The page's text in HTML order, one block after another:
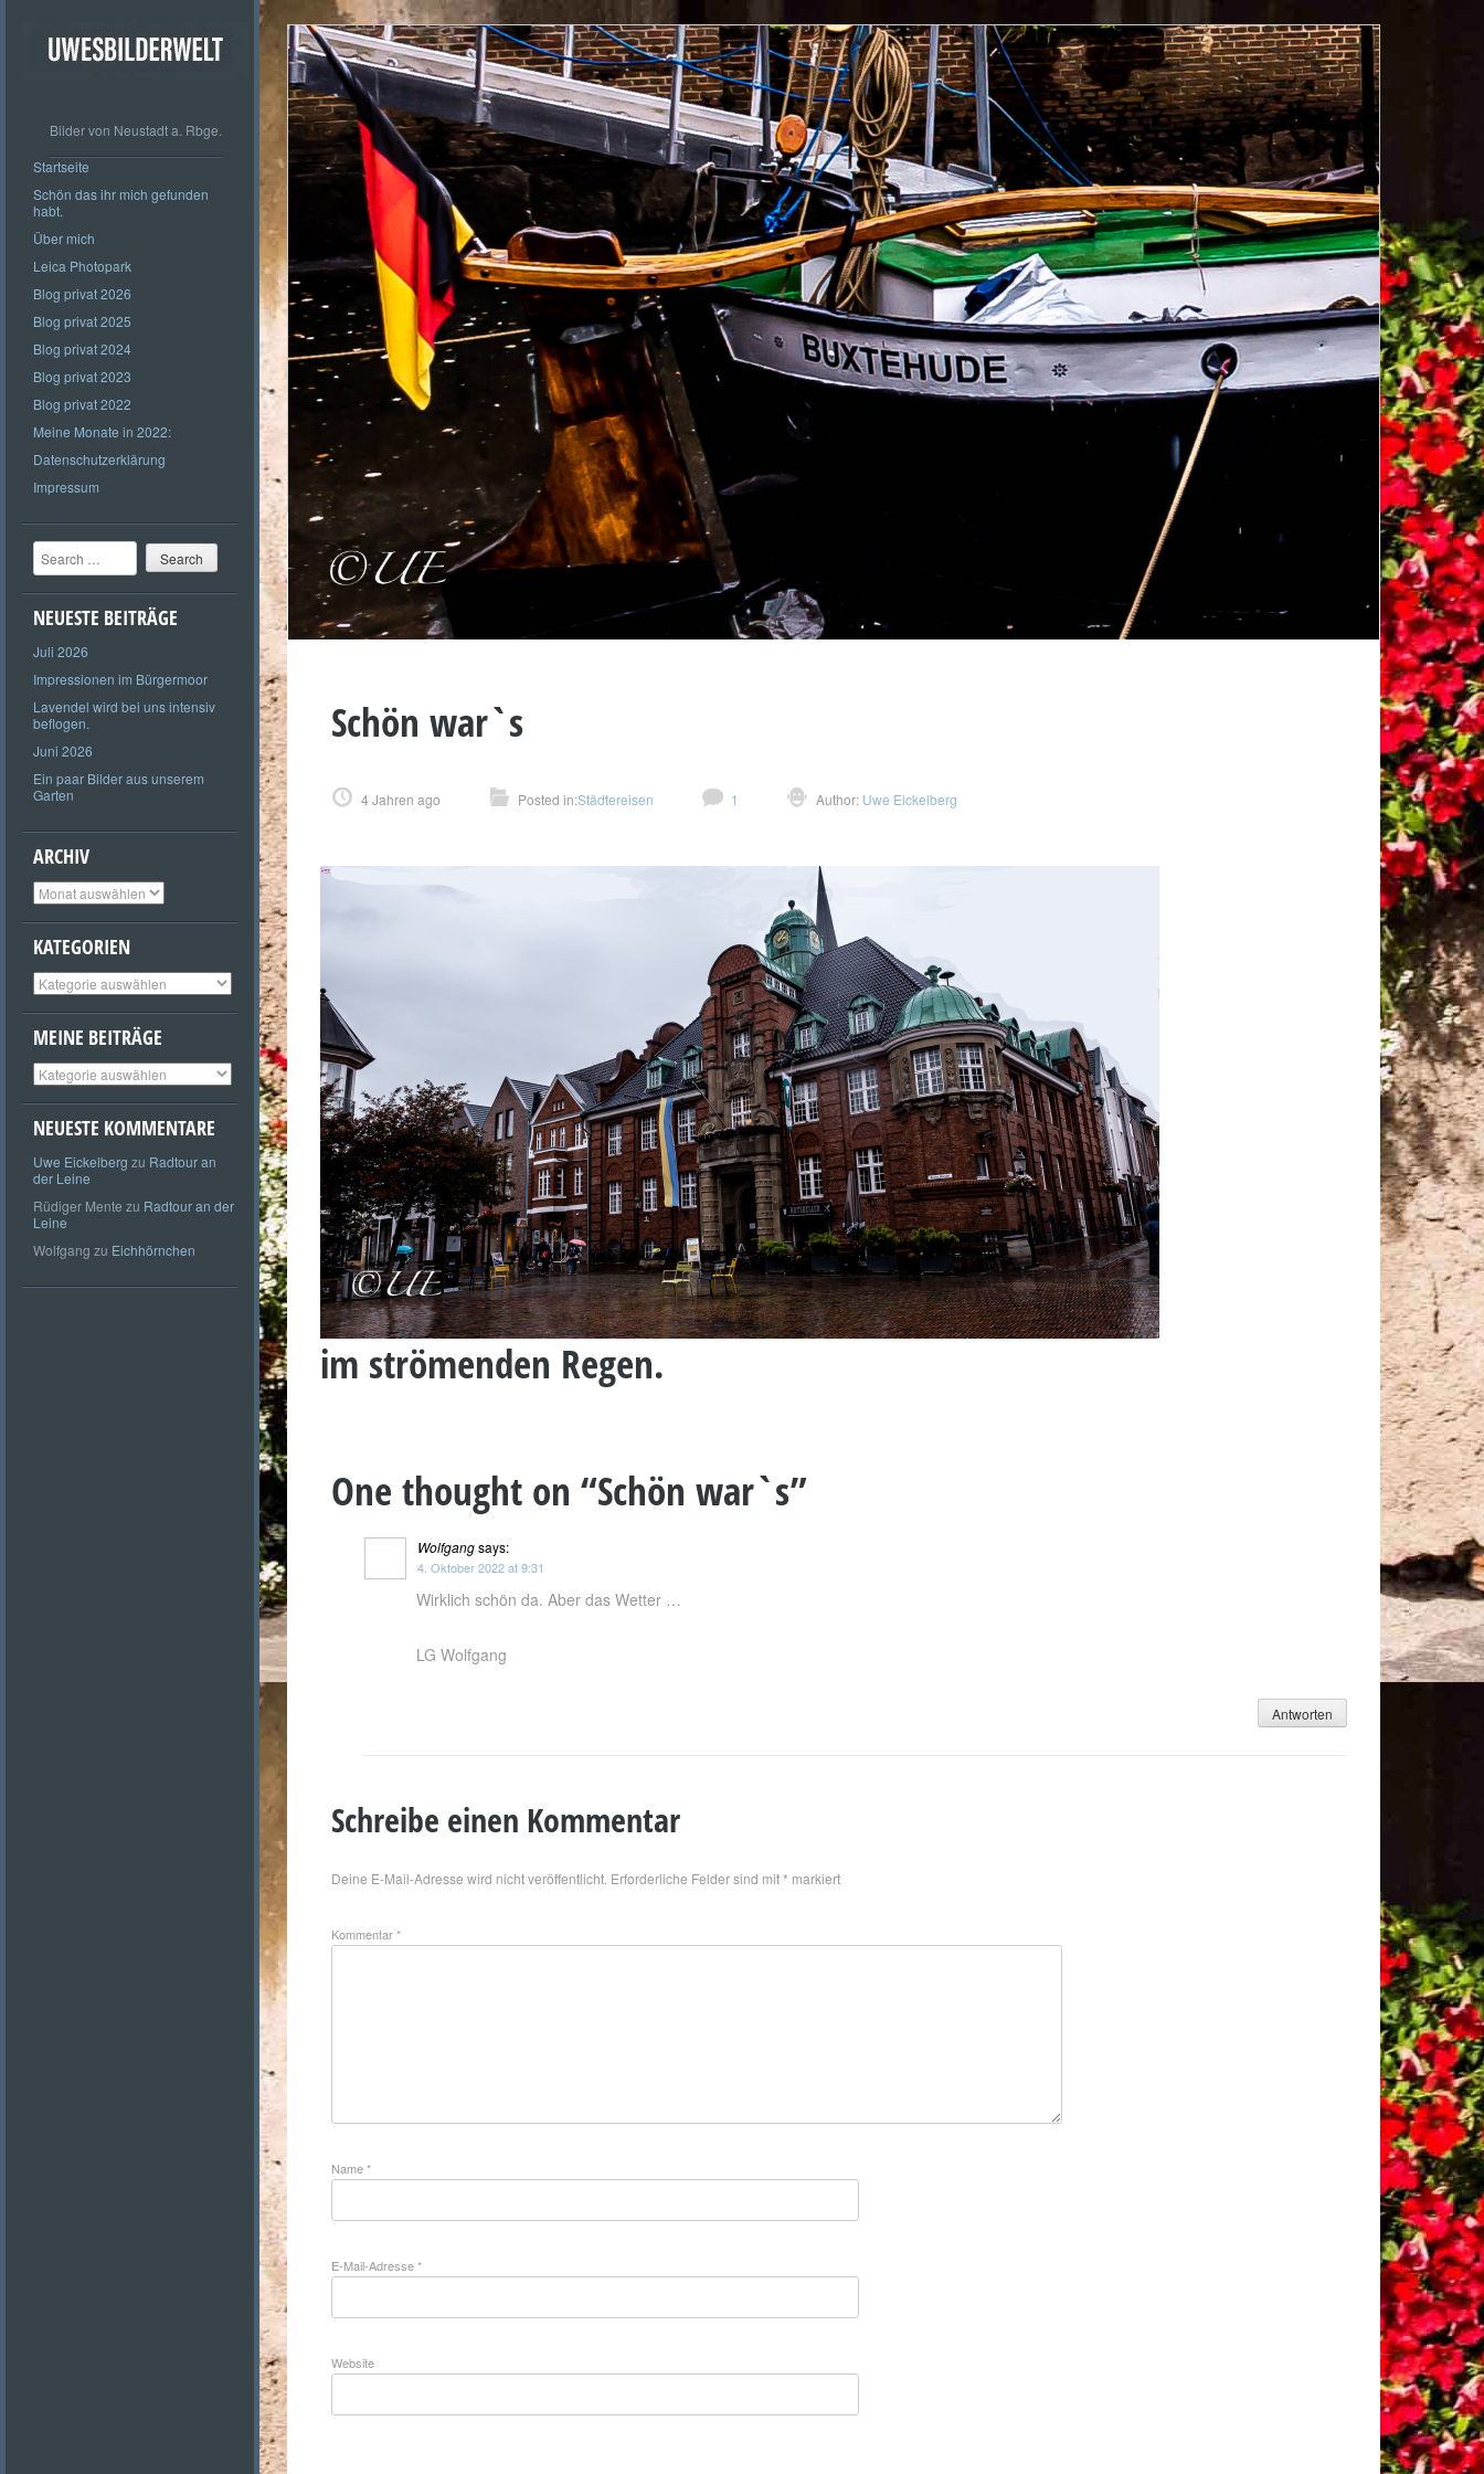
Bilder von Neustadt a. Rbge.
Startseite
Schön das ihr mich gefunden
habt.
Über mich
Leica Photopark
Blog privat 2026
Blog privat 2025
Blog privat 2024
Blog privat 2023
Blog privat 2022
Meine Monate in 2022:
Datenschutzerklärung
Impressum
Search
NEUESTE BEITRÄGE
Juli 2026
Impressionen im Bürgermoor
Lavendel wird bei uns intensiv
beflogen.
Juni 2026
Ein paar Bilder aus unserem
Garten
ARCHIV
Archiv
KATEGORIEN
Kategorien
MEINE BEITRÄGE
Meine
Beiträge
NEUESTE KOMMENTARE
Uwe Eickelberg zu Radtour an
der Leine
Rüdiger Mente zu Radtour an der
Leine
Wolfgang zu Eichhörnchen
Schön war`s
4 Jahren ago Posted in:Städtereisen 1 Author: Uwe Eickelberg
im strömenden Regen.
One thought on “Schön war`s”
Wolfgangsays:
4. Oktober 2022 at 9:31
Wirklich schön da. Aber das Wetter …
LG Wolfgang
Antworten
Schreibe einen Kommentar
Deine E-Mail-Adresse wird nicht veröffentlicht. Erforderliche Felder sind mit* markiert
Kommentar*
Name*
E-Mail-Adresse*
Website